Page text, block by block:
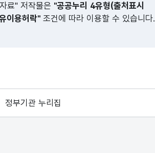
료" 저작물은 "공공누리 4유형(출처표시
이용허락" 조건에 따라 이용할 수 있습니다.
정부기관 누리집